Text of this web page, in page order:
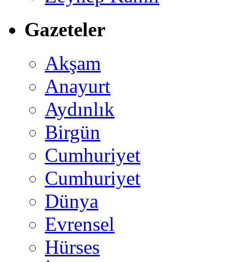
Gazeteler
Akşam
Anayurt
Aydınlık
Birgün
Cumhuriyet
Cumhuriyet
Dünya
Evrensel
Hürses